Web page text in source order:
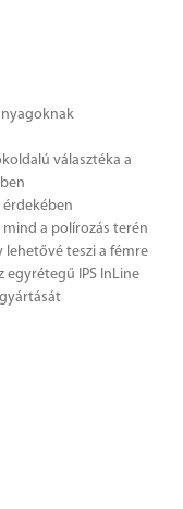
választéka a
a polírozás terén
lehetővé teszi a fémre
egyrétegű IPS InLine